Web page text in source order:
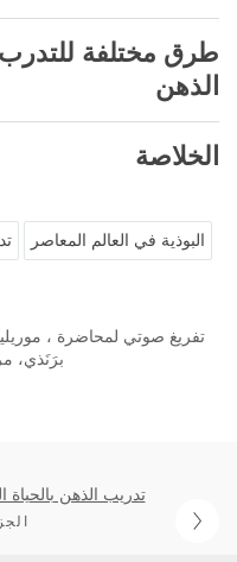
طرق مختلفة
الذهن
الخلاصة
البوذية في العالم المعاصر
برَنَذي،
تدريب الذهن